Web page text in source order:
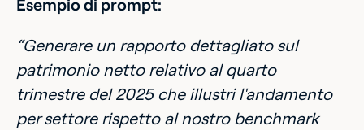
Esempio di prompt:
“Generare un rapporto dettagliato sul
patrimonio netto relativo al quarto
trimestre del 2025 che illustri l'andamento
per settore rispetto al nostro benchmark